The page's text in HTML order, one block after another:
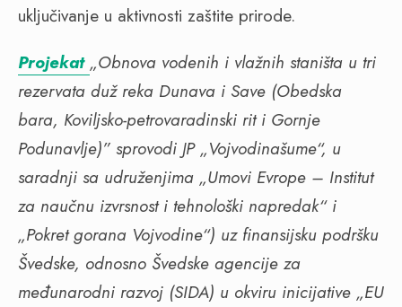
uključivanje u aktivnosti zaštite prirode.
Projekat „Obnova vodenih i vlažnih staništa u tri
rezervata duž reka Dunava i Save (Obedska
bara, Koviljsko-petrovaradinski rit i Gornje
Podunavlje)” sprovodi JP „Vojvodinašume“, u
saradnji sa udruženjima „Umovi Evrope – Institut
za naučnu izvrsnost i tehnološki napredak“ i
„Pokret gorana Vojvodine“) uz finansijsku podršku
Švedske, odnosno Švedske agencije za
međunarodni razvoj (SIDA) u okviru inicijative „EU